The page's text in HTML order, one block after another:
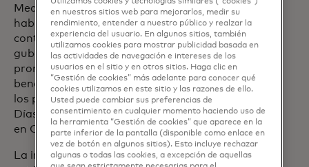
Mediante este tipo de proyectos de
habilitación de pagos abiertos sin
contacto en el transporte
gubernamental de Chile, estamos
promoviendo la inclusión financiera en
beneficio de los usuarios, facilitándoles
los pagos en su día a día", explicó Thiago
Días, Country Manager de Mastercard
en Chile y Cluster de Chile, Perú y Bolivia.
La implementación del modelo con
en nuestros sitios web para mejorarlos, medir su
rendimiento, entender a nuestro público y realzar la
experiencia del usuario. En algunos sitios, también
utilizamos cookies para mostrar publicidad basada en
las actividades de navegación e intereses de los
usuarios en el sitio y en otros sitios. Haga clic en
“Gestión de cookies” más adelante para conocer qué
cookies utilizamos en este sitio y las razones de ello.
Usted puede cambiar sus preferencias de
consentimiento en cualquier momento haciendo uso de
la herramienta “Gestión de cookies” que aparece en la
parte inferior de la pantalla (disponible como enlace en
vez de botón en algunos sitios). Esto incluye rechazar
algunas o todas las cookies, a excepción de aquellas